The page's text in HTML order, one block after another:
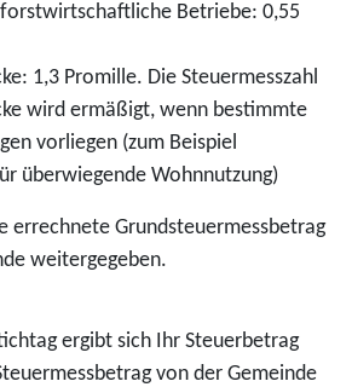
Betriebe: 0,55
1,3 Promille. Die Steuermesszahl
wird ermäßigt, wenn bestimmte
vorliegen (zum Beispiel
überwiegende Wohnnutzung)
errechnete Grundsteuermessbetrag
weitergegeben.
ergibt sich Ihr Steuerbetrag
von der Gemeinde